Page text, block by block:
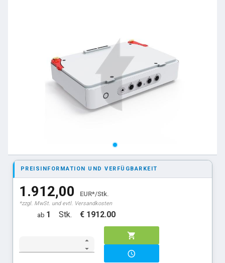
PREISINFORMATION UND VERFÜGBARKEIT
1.912,00 EUR*/Stk.
*zzgl. MwSt. und evtl. Versandkosten
ab 1 Stk. € 1912.00